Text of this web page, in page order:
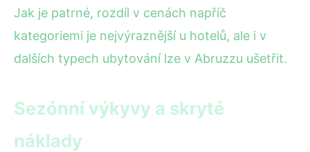
Jak je patrné, rozdíl v cenách napříč
kategoriemi je nejvýraznější u hotelů, ale i v
dalších typech ubytování lze v Abruzzu ušetřit.
Sezónní výkyvy a skryté
náklady